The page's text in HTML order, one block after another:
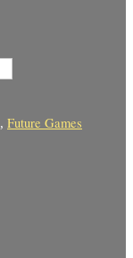
, Future Games